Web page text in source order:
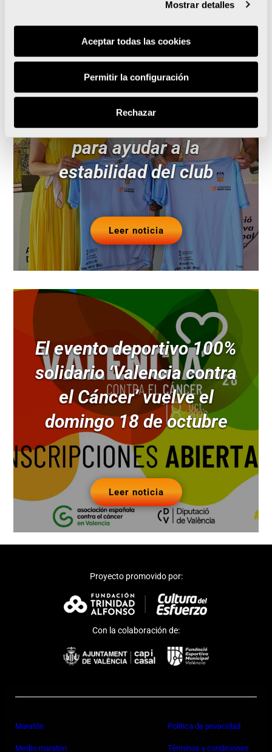
Mostrar detalles
Aceptar todas las cookies
Permitir la configuración
Rechazar
El Maratón Valencia
patrocinará al Valencia CA
de manera excepcional
para ayudar a la
estabilidad del club
Leer noticia
El evento deportivo 100%
solidario ‘Valencia contra
el Cáncer’ vuelve el
domingo 18 de octubre
Leer noticia
Proyecto promovido por:
Con la colaboración de:
Maratón
Medio maratón
Política de privacidad
Términos y condiciones